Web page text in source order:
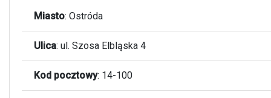
Miasto: Ostróda
Ulica: ul. Szosa Elbląska 4
Kod pocztowy: 14-100